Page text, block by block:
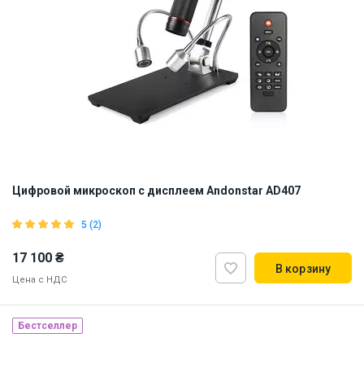
Цифровой микроскоп с дисплеем Andonstar AD407
5 (2)
17 100 ₴
Цена с НДС
В корзину
Бестселлер